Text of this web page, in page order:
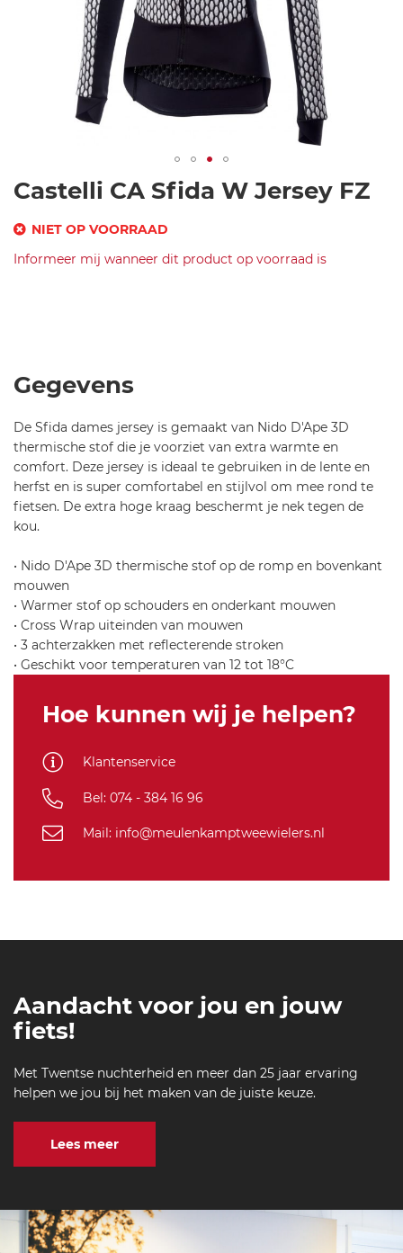
Castelli CA Sfida W Jersey FZ
NIET OP VOORRAAD
SKU
c
a
-s
fi
d
w
e
r
s
e
-f
1
Informeer mij wanneer dit product op voorraad is
Jersey
FZ
Ga
naar
het
begin
van
Gegevens
De Sfida dames jersey is gemaakt van Nido D'Ape 3D
thermische stof die je voorziet van extra warmte en
comfort. Deze jersey is ideaal te gebruiken in de lente en
herfst en is super comfortabel en stijlvol om mee rond te
fietsen. De extra hoge kraag beschermt je nek tegen de
kou.
• Nido D'Ape 3D thermische stof op de romp en bovenkant
mouwen
• Warmer stof op schouders en onderkant mouwen
• Cross Wrap uiteinden van mouwen
• 3 achterzakken met reflecterende stroken
• Geschikt voor temperaturen van 12 tot 18°C
Hoe kunnen wij je helpen?
Klantenservice
Bel: 074 - 384 16 96
Mail: info@meulenkamptweewielers.nl
Aandacht voor jou en jouw
fiets!
Met Twentse nuchterheid en meer dan 25 jaar ervaring
helpen we jou bij het maken van de juiste keuze.
Lees meer